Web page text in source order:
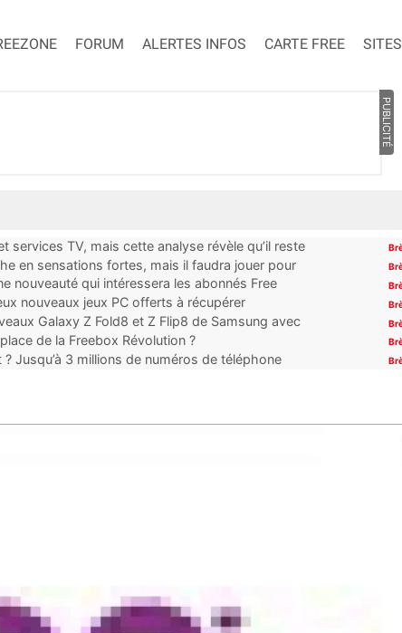
FORUM ALERTES INFOS CARTE FREE
PUBLICITÉ
services TV, mais cette analyse révèle qu’il reste
en sensations fortes, mais il faudra jouer pour
nouveauté qui intéressera les abonnés Free
nouveaux jeux PC offerts à récupérer
Galaxy Z Fold8 et Z Flip8 de Samsung avec
de la Freebox Révolution ?
Jusqu’à 3 millions de numéros de téléphone